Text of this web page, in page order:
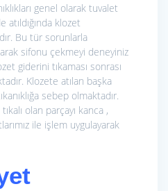
genel olarak tuvalet
klozet
Bu tür sorunlarla
sifonu çekmeyi deneyiniz
giderini tıkaması sonrası
Klozete atılan başka
sebep olmaktadır.
olan parçayı kanca ,
ile işlem uygulayarak